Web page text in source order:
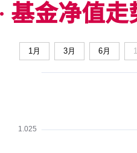
基金净值走
1月 3月 6月